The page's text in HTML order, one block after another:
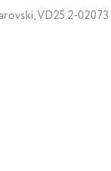
VD25.2-02073